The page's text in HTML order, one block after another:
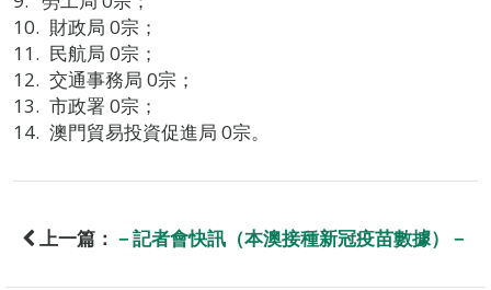
財政局 0宗；
民航局 0宗；
交通事務局 0宗；
市政署 0宗；
澳門貿易投資促進局 0宗。
上一篇： －記者會快訊（本澳接種新冠疫苗數據）－